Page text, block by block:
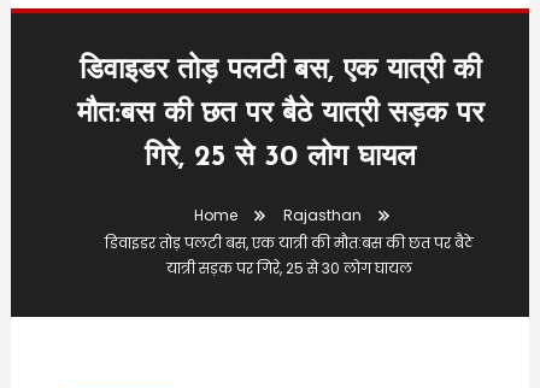
डिवाइडर तोड़ पलटी बस, एक यात्री की
मौत:बस की छत पर बैठे यात्री सड़क पर
गिरे, 25 से 30 लोग घायल
Home
Rajasthan
डिवाइडर तोड़ पलटी बस, एक यात्री की मौत:बस की छत पर बैठे
यात्री सड़क पर गिरे, 25 से 30 लोग घायल